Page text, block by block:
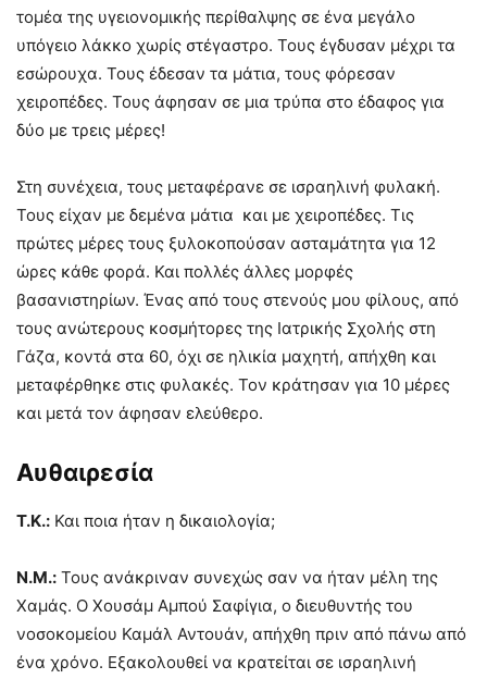
τομέα της υγειονομικής περίθαλψης σε ένα μεγάλο
υπόγειο λάκκο χωρίς στέγαστρο. Τους έγδυσαν μέχρι τα
εσώρουχα. Τους έδεσαν τα μάτια, τους φόρεσαν
χειροπέδες. Τους άφησαν σε μια τρύπα στο έδαφος για
δύο με τρεις μέρες!
Στη συνέχεια, τους μεταφέρανε σε ισραηλινή φυλακή.
Τους είχαν με δεμένα μάτια και με χειροπέδες. Τις
πρώτες μέρες τους ξυλοκοπούσαν ασταμάτητα για 12
ώρες κάθε φορά. Και πολλές άλλες μορφές
βασανιστηρίων. Ένας από τους στενούς μου φίλους, από
τους ανώτερους κοσμήτορες της Ιατρικής Σχολής στη
Γάζα, κοντά στα 60, όχι σε ηλικία μαχητή, απήχθη και
μεταφέρθηκε στις φυλακές. Τον κράτησαν για 10 μέρες
και μετά τον άφησαν ελεύθερο.
Αυθαιρεσία
Τ.Κ.: Και ποια ήταν η δικαιολογία;
Ν.Μ.: Τους ανάκριναν συνεχώς σαν να ήταν μέλη της
Χαμάς. Ο Χουσάμ Αμπού Σαφίγια, ο διευθυντής του
νοσοκομείου Καμάλ Αντουάν, απήχθη πριν από πάνω από
ένα χρόνο. Εξακολουθεί να κρατείται σε ισραηλινή